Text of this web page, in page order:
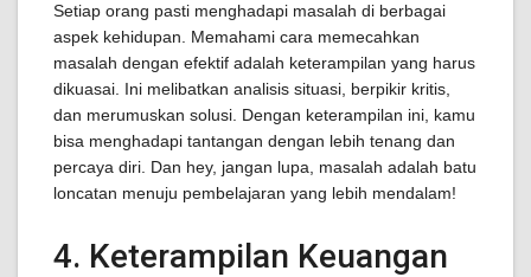
Setiap orang pasti menghadapi masalah di berbagai
aspek kehidupan. Memahami cara memecahkan
masalah dengan efektif adalah keterampilan yang harus
dikuasai. Ini melibatkan analisis situasi, berpikir kritis,
dan merumuskan solusi. Dengan keterampilan ini, kamu
bisa menghadapi tantangan dengan lebih tenang dan
percaya diri. Dan hey, jangan lupa, masalah adalah batu
loncatan menuju pembelajaran yang lebih mendalam!
4. Keterampilan Keuangan